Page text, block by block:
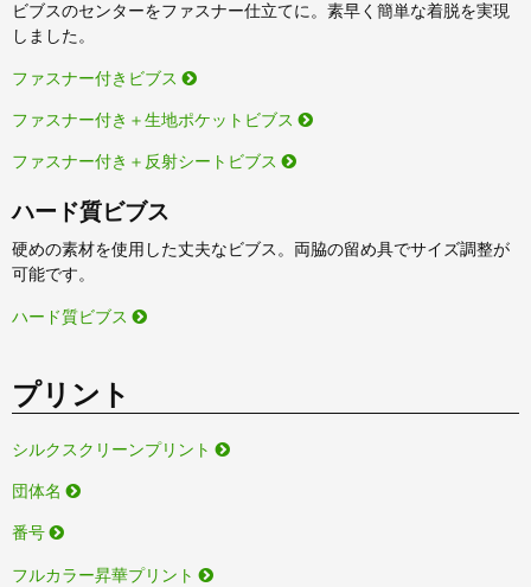
ビブスのセンターをファスナー仕立てに。素早く簡単な着脱を実現
しました。
ファスナー付きビブス
ファスナー付き＋生地ポケットビブス
ファスナー付き＋反射シートビブス
ハード質ビブス
硬めの素材を使用した丈夫なビブス。両脇の留め具でサイズ調整が
可能です。
ハード質ビブス
プリント
シルクスクリーンプリント
団体名
番号
フルカラー昇華プリント